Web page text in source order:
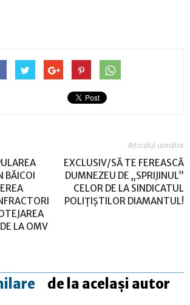
BĂICOI
LA OMV
Articolul următor
EXCLUSIV/SĂ TE FEREASCĂ
DUMNEZEU DE „SPRIJINUL”
CELOR DE LA SINDICATUL
POLIȚIȘTILOR DIAMANTUL!
de la același autor